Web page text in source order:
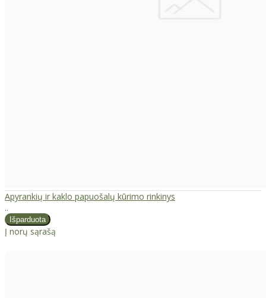
Apyrankių ir kaklo papuošalų kūrimo rinkinys
..
Į norų sąrašą